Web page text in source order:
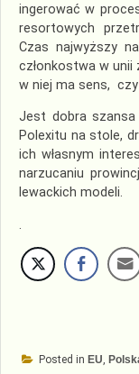
ingerować w
resortowych
Czas najwyższy
członkostwa w
w niej ma sens,
Jest dobra
Polexitu na stole,
ich własnym
narzucaniu
lewackich modeli.
.
Posted in EU,